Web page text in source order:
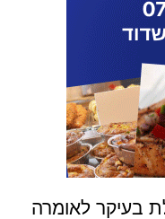
בעיקר לאומרה